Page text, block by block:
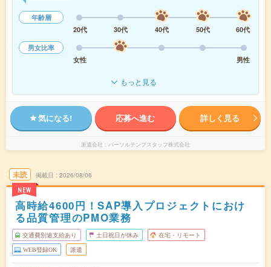
年齢層
20代
30代 40代 50代
60代
男女比率
女性
男性
もっと見る
気になる! 応募へ進む 詳しく見る
派遣会社 パーソルテンプスタッフ株式会社
未読
NEW
掲載日 2026/08/06
高時給4600円！SAP導入プロジェクトにおけ
る品質管理のPMO業務
交通費別途支給あり 土日祝日が休み 在宅・リモート
WEB登録OK 派遣